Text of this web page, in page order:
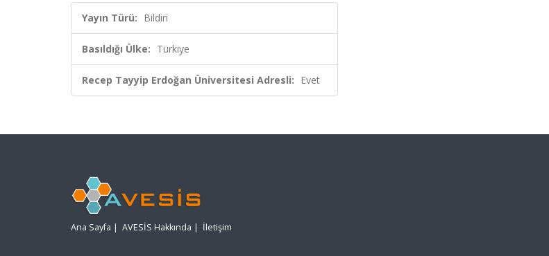
Yayın Türü: Bildiri
Basıldığı Ülke: Türkiye
Recep Tayyip Erdoğan Üniversitesi Adresli: Evet
Ana Sayfa | AVESİS Hakkında | İletişim